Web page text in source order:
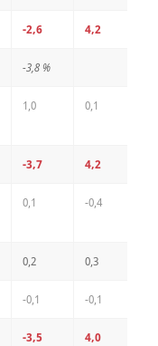
-2,6 4,2
-3,8 %
1,0 0,1
-3,7 4,2
0,1 -0,4
0,2 0,3
-0,1 -0,1
-3,5 4,0